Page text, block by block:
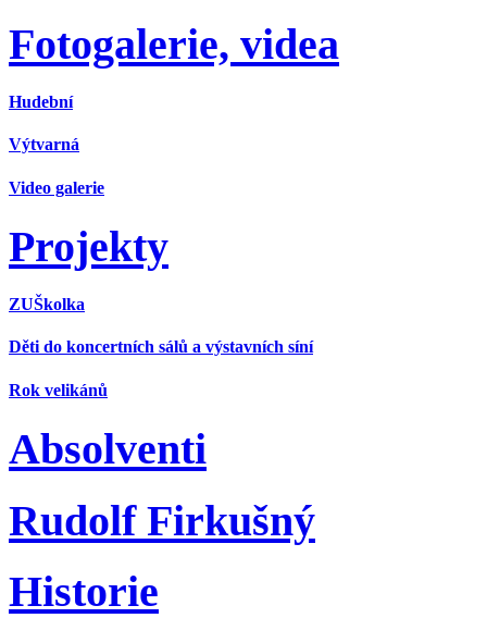
Fotogalerie, videa
Hudební
Výtvarná
Video galerie
Projekty
ZUŠkolka
Děti do koncertních sálů a výstavních síní
Rok velikánů
Absolventi
Rudolf Firkušný
Historie